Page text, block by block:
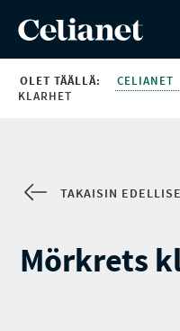
OLET TÄÄLLÄ: CELIANET
KLARHET
TAKAISIN
Mörkrets